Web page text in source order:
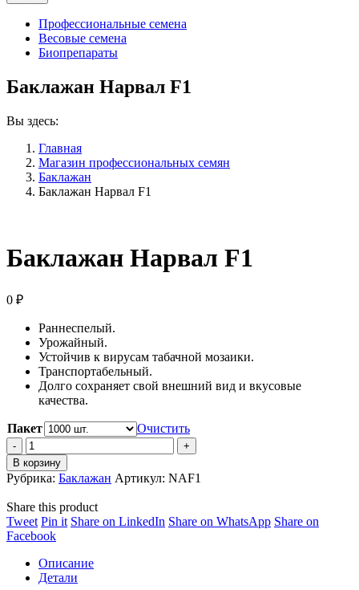
Профессиональные семена
Весовые семена
Биопрепараты
Баклажан Нарвал F1
Вы здесь:
Главная
Магазин профессиональных семян
Баклажан
Баклажан Нарвал F1
Баклажан Нарвал F1
0 ₽
Раннеспелый.
Урожайный.
Устойчив к вирусам табачной мозаики.
Транспортабельный.
Долго сохраняет свой внешний вид и вкусовые
качества.
Пакет
Очистить
Баклажан
Нарвал
F1
quantity
В корзину
Рубрика: Баклажан Артикул: NAF1
Share this product
TweetShare
on
Pin itShare
Share on LinkedIn Share
Share on WhatsAppShare
Share on
FacebookShare
Facebook
Описание
Детали